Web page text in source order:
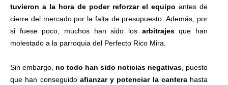
tuvieron a la hora de poder reforzar el equipo antes de
cierre del mercado por la falta de presupuesto. Además, por
si fuese poco, muchos han sido los arbitrajesque han
molestado a la parroquia del Perfecto Rico Mira.
Sin embargo, no todo han sido noticias negativas , puesto
que han conseguidoafianzar y potenciar la canterahasta